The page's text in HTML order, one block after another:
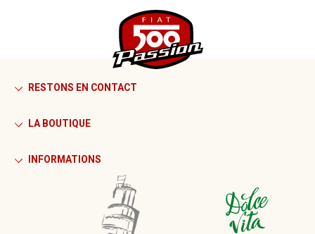
RESTONS EN CONTACT
LA BOUTIQUE
INFORMATIONS